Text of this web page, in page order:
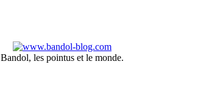
Bandol, les pointus et le monde.